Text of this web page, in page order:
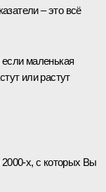
– это всё
маленькая
или растут
с которых Вы